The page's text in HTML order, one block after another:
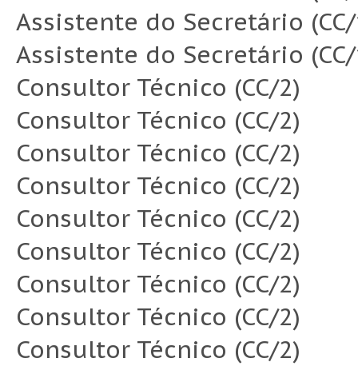
Assistente do Secretário
Assistente do Secretário
Consultor Técnico (CC/2)
Consultor Técnico (CC/2)
Consultor Técnico (CC/2)
Consultor Técnico (CC/2)
Consultor Técnico (CC/2)
Consultor Técnico (CC/2)
Consultor Técnico (CC/2)
Consultor Técnico (CC/2)
Consultor Técnico (CC/2)